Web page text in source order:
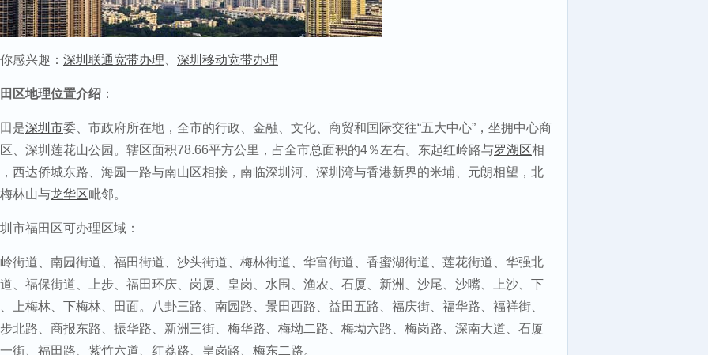
感兴趣： 深圳联通宽带办理 深圳移动宽带办理
区地理位置介绍 ：
是深圳市委、市政府所在地，全市的行政、金融、文化、商贸和国际交往“五大中心”，坐拥中心商
、深圳莲花山公园。辖区面积78.66平方公里，占全市总面积的4％左右。东起红岭路与罗湖区相
西达侨城东路、海园一路与南山区相接，南临深圳河、深圳湾与香港新界的米埔、元朗相望，北
林山与龙华区毗邻。
市福田区可办理区域：
街道、南园街道、福田街道、沙头街道、梅林街道、华富街道、香蜜湖街道、莲花街道、华强北
、福保街道、上步、福田环庆、岗厦、皇岗、水围、渔农、石厦、新洲、沙尾、沙嘴、上沙、下
上梅林、下梅林、田面。八卦三路、南园路、景田西路、益田五路、福庆街、福华路、福祥街、
北路、商报东路、振华路、新洲三街、梅华路、梅坳二路、梅坳六路、梅岗路、深南大道、石厦
街、福田路、紫竹六道、红荔路、皇岗路、梅东二路。